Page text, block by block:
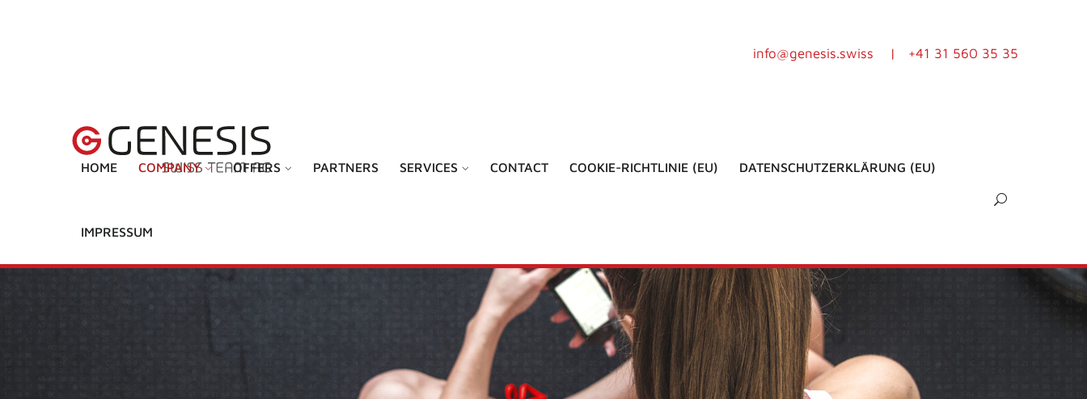
info@genesis.swiss | +41 31 560 35 35
HOME COMPANY OFFERS PARTNERS SERVICES CONTACT COOKIE-RICHTLINIE (EU) DATENSCHUTZERKLÄRUNG (EU)
IMPRESSUM